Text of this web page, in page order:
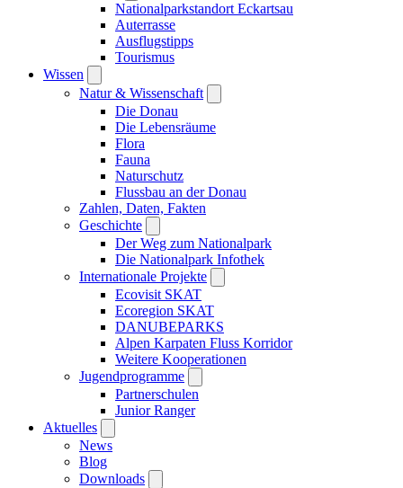
Nationalparkstandort Eckartsau
Auterrasse
Ausflugstipps
Tourismus
Wissen
Natur & Wissenschaft
Die Donau
Die Lebensräume
Flora
Fauna
Naturschutz
Flussbau an der Donau
Zahlen, Daten, Fakten
Geschichte
Der Weg zum Nationalpark
Die Nationalpark Infothek
Internationale Projekte
Ecovisit SKAT
Ecoregion SKAT
DANUBEPARKS
Alpen Karpaten Fluss Korridor
Weitere Kooperationen
Jugendprogramme
Partnerschulen
Junior Ranger
Aktuelles
News
Blog
Downloads